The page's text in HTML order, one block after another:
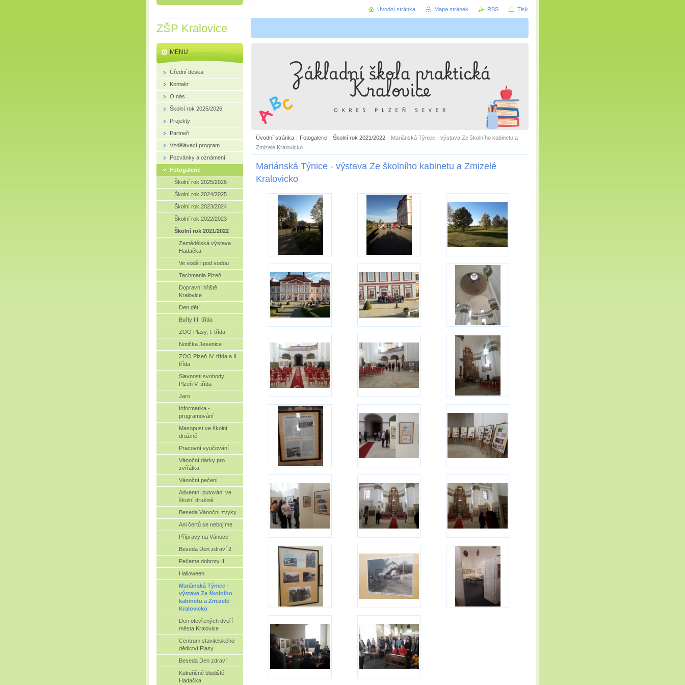
ZŠP Kralovice
Úvodní stránka | Fotogalerie | Školní rok 2021/2022 | Mariánská Týnice - výstava Ze školního kabinetu a
Zmizelé Kralovicko
Mariánská Týnice - výstava Ze školního kabinetu a Zmizelé
Kralovicko
MENU
Úřední deska
Kontakt
O nás
Školní rok 2025/2026
Projekty
Partneři
Vzdělávací program
Pozvánky a oznámení
Fotogalerie
Školní rok 2025/2026
Školní rok 2024/2025
Školní rok 2023/2024
Školní rok 2022/2023
Školní rok 2021/2022
Zemědělská výstava
Hadačka
Ve vodě i pod vodou
Techmania Plzeň
Dopravní hřiště
Kralovice
Den dětí
Buřty III. třída
ZOO Plasy, I. třída
Notička Jesenice
ZOO Plzeň IV. třída a II.
třída
Slavnosti svobody
Plzeň V. třída
Jaro
Informatika -
programování
Masopust ve školní
družině
Pracovní vyučování
Vánoční dárky pro
zvířátka
Vánoční pečení
Adventní putování ve
školní družině
Beseda Vánoční zvyky
Ani čertů se nebojíme
Přípravy na Vánoce
Beseda Den zdraví 2
Pečeme dobroty II
Halloween
Mariánská Týnice -
výstava Ze školního
kabinetu a Zmizelé
Kralovicko
Den otevřených dveří
města Kralovice
Centrum stavitelského
dědictví Plasy
Beseda Den zdraví
Kukuřičné bludiště
Hadačka
Úvodní stránka Mapa stránek RSS Tisk